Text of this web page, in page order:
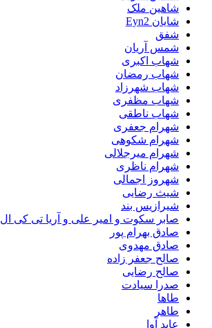
شاهین ملک
شایان Eyn2
شفق
شمس آریان
شهاب اکبری
شهاب رمضان
شهاب شهرزاد
شهاب مظفری
شهاب ناطقی
شهرام جعفری
شهرام شکوهی
شهرام میرجلالی
شهرام ناظری
شهروز اجمالی
شیث رضایی
شیرازیس بند
صابر سکوت و امیر علی و آریا تی کی ال
صادق بهرام پور
صادق مهدوی
صالح جعفر زاده
صالح رضایی
صدرا سیادت
طاها
طاهر
عابد آوا